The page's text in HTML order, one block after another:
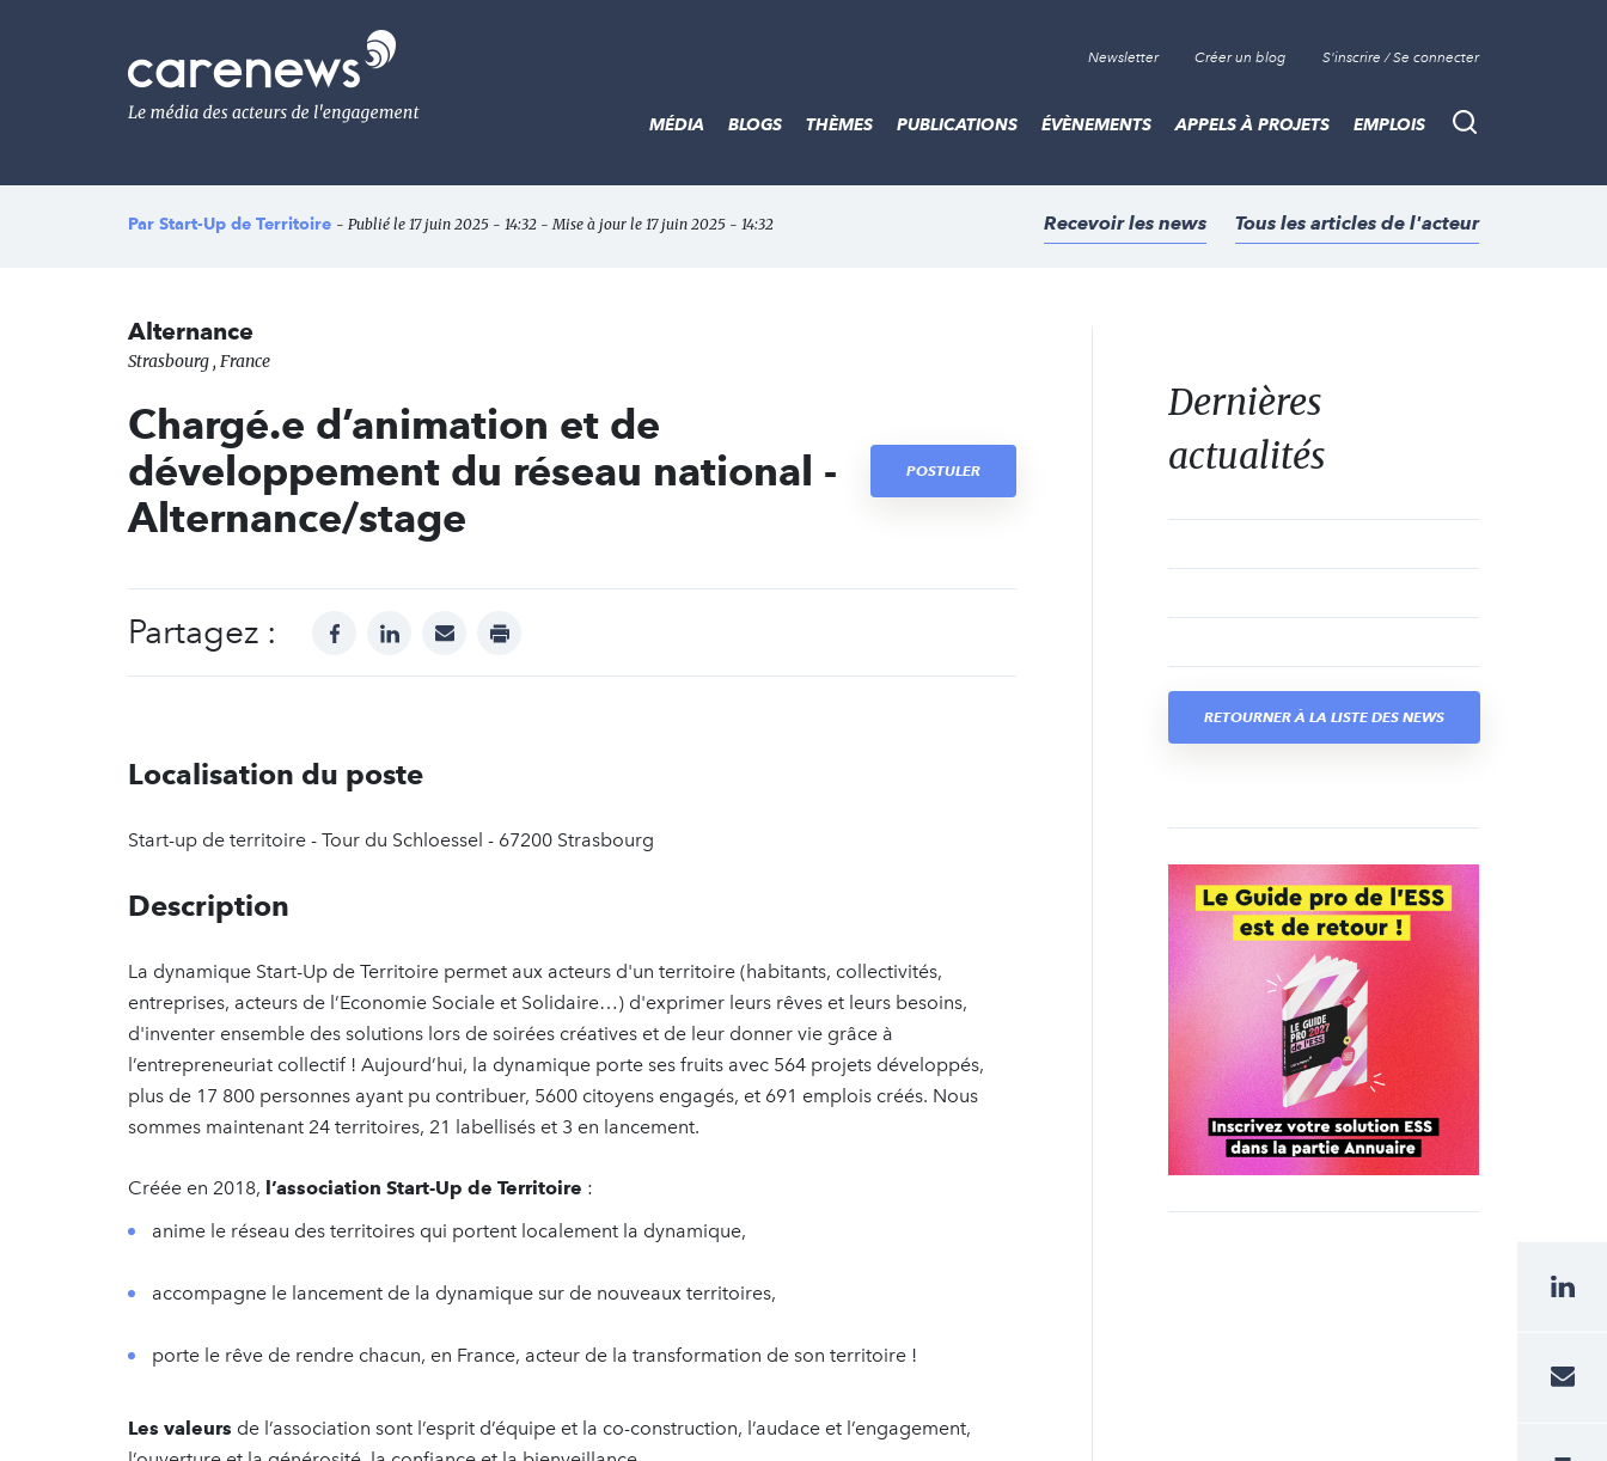
Le
média
de
l'engagement
Newsletter Créer un blog S'inscrire / Se connecter
Recherche
MÉDIA BLOGS THÈMES PUBLICATIONS ÉVÈNEMENTS APPELS À PROJETS EMPLOIS
Par Start-Up de Territoire - Publié le 17 juin 2025 - 14:32 - Mise à jour le 17 juin 2025 - 14:32 Recevoir les news Tous les articles de l'acteur
Alternance
Strasbourg , France
Chargé.e d’animation et de
développement du réseau national -
Alternance/stage
POSTULER
Partagez : facebooklinkedinmail print
Localisation du poste
Start-up de territoire - Tour du Schloessel - 67200 Strasbourg
Description
La dynamique Start-Up de Territoire permet aux acteurs d'un territoire (habitants, collectivités,
entreprises, acteurs de l’Economie Sociale et Solidaire…) d'exprimer leurs rêves et leurs besoins,
d'inventer ensemble des solutions lors de soirées créatives et de leur donner vie grâce à
l’entrepreneuriat collectif ! Aujourd’hui, la dynamique porte ses fruits avec 564 projets développés,
plus de 17 800 personnes ayant pu contribuer, 5600 citoyens engagés, et 691 emplois créés. Nous
sommes maintenant 24 territoires, 21 labellisés et 3 en lancement.
Créée en 2018, l’association Start-Up de Territoire :
anime le réseau des territoires qui portent localement la dynamique,
accompagne le lancement de la dynamique sur de nouveaux territoires,
porte le rêve de rendre chacun, en France, acteur de la transformation de son territoire !
Les valeurs de l’association sont l’esprit d’équipe et la co-construction, l’audace et l’engagement,
Dernières
actualités
RETOURNER À LA LISTE DES NEWS